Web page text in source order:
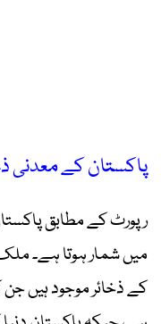
پاکستان کے معدنی
رپورٹ کے مطابق
میں شمار ہوتا ہے۔